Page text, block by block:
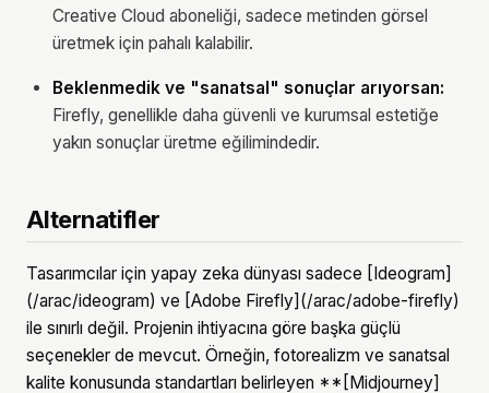
Creative Cloud aboneliği, sadece metinden görsel
üretmek için pahalı kalabilir.
Beklenmedik ve "sanatsal" sonuçlar arıyorsan:
Firefly, genellikle daha güvenli ve kurumsal estetiğe
yakın sonuçlar üretme eğilimindedir.
Alternatifler
Tasarımcılar için yapay zeka dünyası sadece [Ideogram]
(/arac/ideogram) ve [Adobe Firefly](/arac/adobe-firefly)
ile sınırlı değil. Projenin ihtiyacına göre başka güçlü
seçenekler de mevcut. Örneğin, fotorealizm ve sanatsal
kalite konusunda standartları belirleyen **[Midjourney]